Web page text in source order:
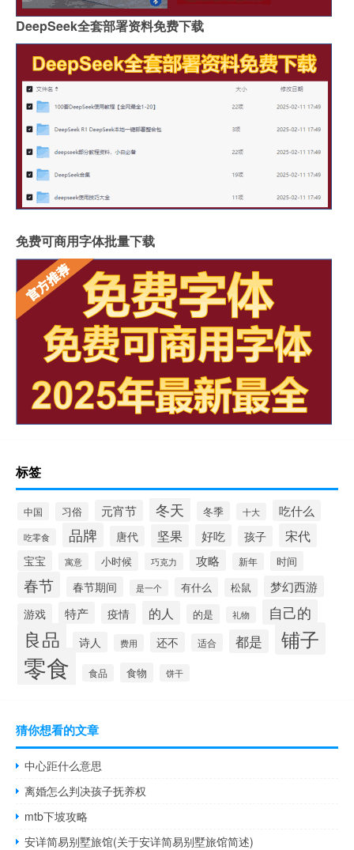
DeepSeek全套部署资料免费下载
免费可商用字体批量下载
标签
中国 习俗 元宵节 冬天 冬季 十大 吃什么
吃零食 品牌 唐代 坚果 好吃 孩子 宋代
宝宝 寓意 小时候 巧克力 攻略 新年 时间
春节 春节期间 是一个 有什么 松鼠 梦幻西游
游戏 特产 疫情 的人 的是 礼物 自己的
良品 诗人 费用 还不 适合 都是 铺子
零食 食品 食物 饼干
猜你想看的文章
中心距什么意思
离婚怎么判决孩子抚养权
mtb下坡攻略
安详简易别墅旅馆(关于安详简易别墅旅馆简述)